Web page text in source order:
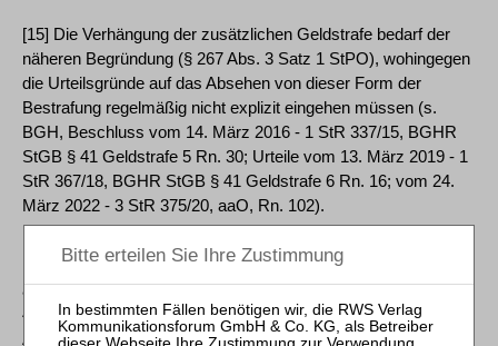
[15] Die Verhängung der zusätzlichen Geldstrafe bedarf der
näheren Begründung (§ 267 Abs. 3 Satz 1 StPO), wohingegen
die Urteilsgründe auf das Absehen von dieser Form der
Bestrafung regelmäßig nicht explizit eingehen müssen (s.
BGH, Beschluss vom 14. März 2016 - 1 StR 337/15, BGHR
StGB § 41 Geldstrafe 5 Rn. 30; Urteile vom 13. März 2019 - 1
StR 367/18, BGHR StGB § 41 Geldstrafe 6 Rn. 16; vom 24.
März 2022 - 3 StR 375/20, aaO, Rn. 102).
[16] bb) Wird die Bereicherung des Täters nach §§ 73 ff. StGB
abgeschöpft, kann dies Anlass sein, auf die Anwendung des §
41 StGB - entweder als nicht tatbestandlich angebracht oder in
Ausübung des Ermessens - zu verzichten